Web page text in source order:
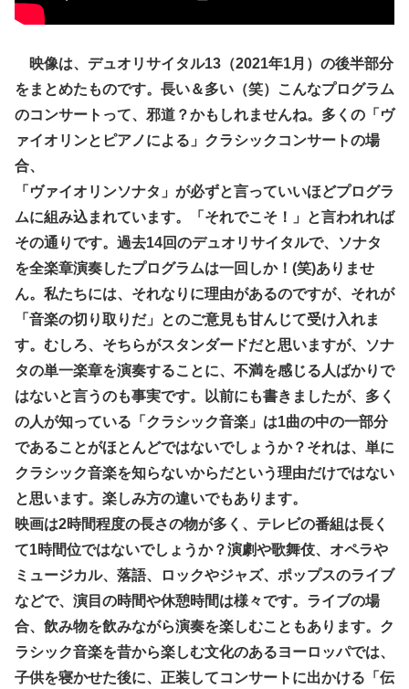
映像は、デュオリサイタル13（2021年1月）の後半部分
をまとめたものです。長い＆多い（笑）こんなプログラム
のコンサートって、邪道？かもしれませんね。多くの「ヴ
ァイオリンとピアノによる」クラシックコンサートの場
合、
「ヴァイオリンソナタ」が必ずと言っていいほどプログラ
ムに組み込まれています。「それでこそ！」と言われれば
その通りです。過去14回のデュオリサイタルで、ソナタ
を全楽章演奏したプログラムは一回しか！(笑)ありませ
ん。私たちには、それなりに理由があるのですが、それが
「音楽の切り取りだ」とのご意見も甘んじて受け入れま
す。むしろ、そちらがスタンダードだと思いますが、ソナ
タの単一楽章を演奏することに、不満を感じる人ばかりで
はないと言うのも事実です。以前にも書きましたが、多く
の人が知っている「クラシック音楽」は1曲の中の一部分
であることがほとんどではないでしょうか？それは、単に
クラシック音楽を知らないからだという理由だけではない
と思います。楽しみ方の違いでもあります。
映画は2時間程度の長さの物が多く、テレビの番組は長く
て1時間位ではないでしょうか？演劇や歌舞伎、オペラや
ミュージカル、落語、ロックやジャズ、ポップスのライブ
などで、演目の時間や休憩時間は様々です。ライブの場
合、飲み物を飲みながら演奏を楽しむこともあります。ク
ラシック音楽を昔から楽しむ文化のあるヨーロッパでは、
子供を寝かせた後に、正装してコンサートに出かける「伝